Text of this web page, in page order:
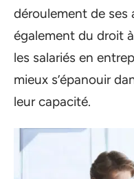
déroulement de ses
également du droit
les salariés en
mieux s’épanouir
leur capacité.